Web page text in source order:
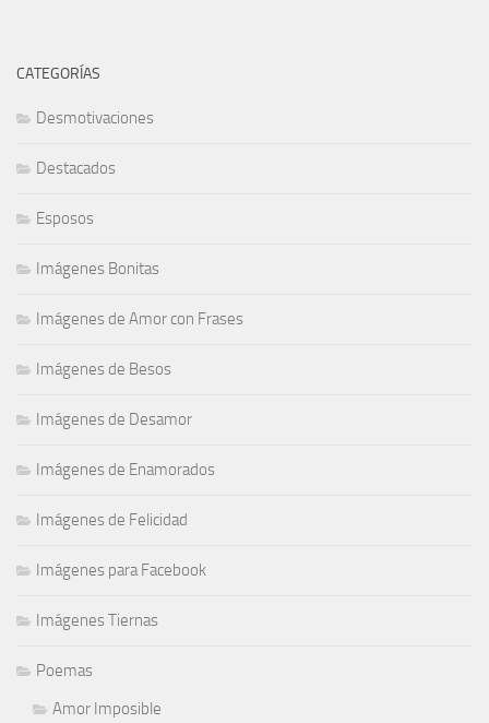
CATEGORÍAS
Desmotivaciones
Destacados
Esposos
Imágenes Bonitas
Imágenes de Amor con Frases
Imágenes de Besos
Imágenes de Desamor
Imágenes de Enamorados
Imágenes de Felicidad
Imágenes para Facebook
Imágenes Tiernas
Poemas
Amor Imposible